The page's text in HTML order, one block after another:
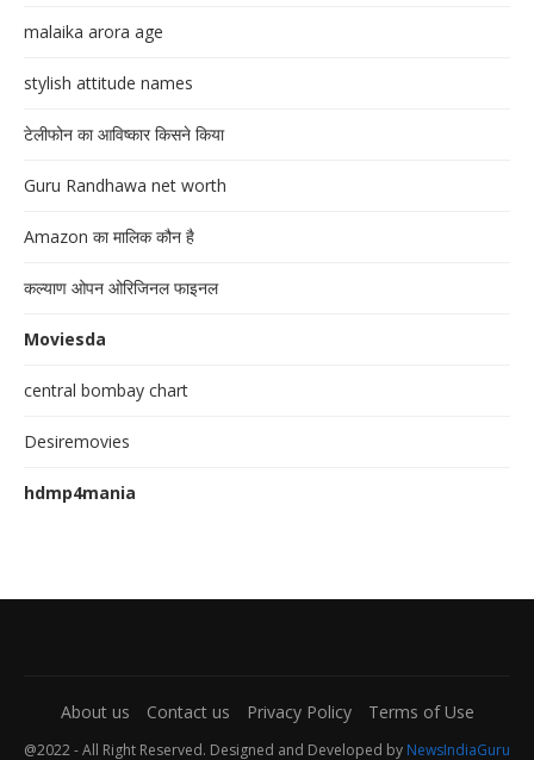
malaika arora age
stylish attitude names
टेलीफोन का आविष्कार किसने किया
Guru Randhawa net worth
Amazon का मालिक कौन है
कल्याण ओपन ओरिजिनल फाइनल
Moviesda
central bombay chart
Desiremovies
hdmp4mania
About us Contact us Privacy Policy Terms of Use
@2022 - All Right Reserved. Designed and Developed by NewsIndiaGuru